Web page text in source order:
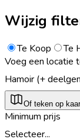
Wijzig
Te Koop
Te
Voeg een locatie
Hamoir (+
Of teken op
Minimum prijs
Selecteer...